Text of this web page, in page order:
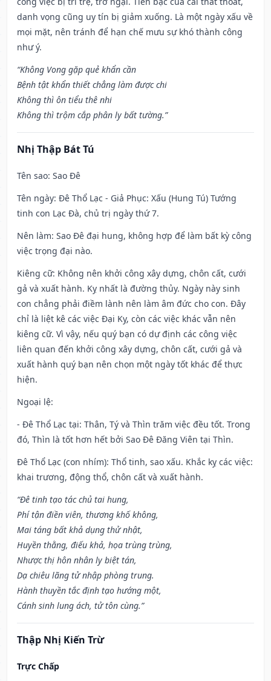
danh vọng cũng uy tín bị giảm xuống. Là một ngày xấu về
mọi mặt, nên tránh để hạn chế mưu sự khó thành công
như ý.
“Không Vong gặp quẻ khẩn cần
Bệnh tật khẩn thiết chẳng làm được chi
Không thì ôn tiểu thê nhi
Không thì trộm cắp phân ly bất tường.”
Nhị Thập Bát Tú
Tên sao: Sao Đê
Tên ngày: Đê Thổ Lạc - Giả Phục: Xấu (Hung Tú) Tướng
tinh con Lạc Đà, chủ trị ngày thứ 7.
Nên làm: Sao Đê đại hung, không hợp để làm bất kỳ công
việc trọng đại nào.
Kiêng cữ: Không nên khởi công xây dựng, chôn cất, cưới
gả và xuất hành. Kỵ nhất là đường thủy. Ngày này sinh
con chẳng phải điềm lành nên làm âm đức cho con. Đây
chỉ là liệt kê các việc Đại Kỵ, còn các việc khác vẫn nên
kiêng cữ. Vì vậy, nếu quý bạn có dự định các công việc
liên quan đến khởi công xây dựng, chôn cất, cưới gả và
xuất hành quý bạn nên chọn một ngày tốt khác để thực
hiện.
Ngoại lệ:
- Đê Thổ Lạc tại: Thân, Tý và Thìn trăm việc đều tốt. Trong
đó, Thìn là tốt hơn hết bởi Sao Đê Đăng Viên tại Thìn.
Đê Thổ Lạc (con nhím): Thổ tinh, sao xấu. Khắc kỵ các việc:
khai trương, động thổ, chôn cất và xuất hành.
“Đê tinh tạo tác chủ tai hung,
Phí tận điền viên, thương khố không,
Mai táng bất khả dụng thử nhật,
Huyền thằng, điếu khả, họa trùng trùng,
Nhược thị hôn nhân ly biệt tán,
Dạ chiêu lãng tử nhập phòng trung.
Hành thuyền tắc định tạo hướng một,
Cánh sinh lung ách, tử tôn cùng.”
Thập Nhị Kiến Trừ
Trực Chấp